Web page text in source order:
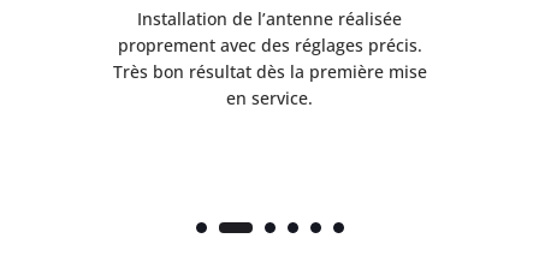
Installation de l’antenne réalisée
proprement avec des réglages précis.
Très bon résultat dès la première mise
en service.